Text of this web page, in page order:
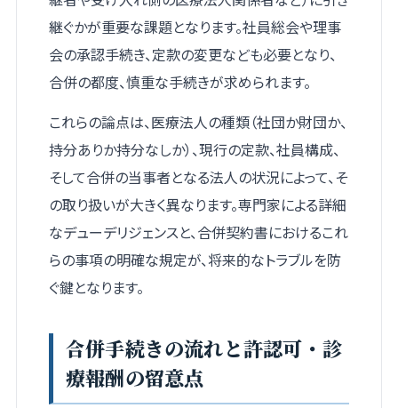
継ぐかが重要な課題となります。社員総会や理事
会の承認手続き、定款の変更なども必要となり、
合併の都度、慎重な手続きが求められます。
これらの論点は、医療法人の種類（社団か財団か、
持分ありか持分なしか）、現行の定款、社員構成、
そして合併の当事者となる法人の状況によって、そ
の取り扱いが大きく異なります。専門家による詳細
なデューデリジェンスと、合併契約書におけるこれ
らの事項の明確な規定が、将来的なトラブルを防
ぐ鍵となります。
合併手続きの流れと許認可・診
療報酬の留意点